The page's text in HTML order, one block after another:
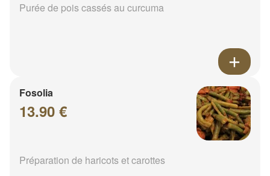
Purée de pois cassés au curcuma
Fosolia
13.90 €
Préparation de haricots et carottes